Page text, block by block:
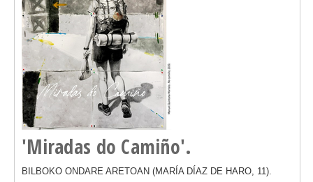
'Miradas do Camiño'.
BILBOKO ONDARE ARETOAN (MARÍA DÍAZ DE HARO, 11).